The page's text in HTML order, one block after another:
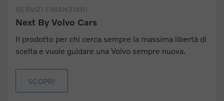
Next By Volvo Cars
Il prodotto per chi cerca sempre la massima libertà di
scelta e vuole guidare una Volvo sempre nuova.
SCOPRI